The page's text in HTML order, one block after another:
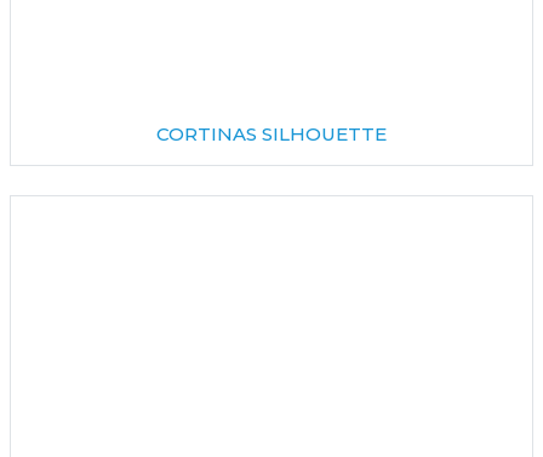
CORTINAS SILHOUETTE